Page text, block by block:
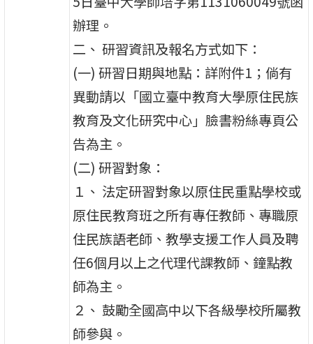
辦理。
二、 研習資訊及報名方式如下：
(一) 研習日期與地點：詳附件1；倘有
異動請以「國立臺中教育大學原住民族
教育及文化研究中心」臉書粉絲專頁公
告為主。
(二) 研習對象：
１、 法定研習對象以原住民重點學校或
原住民教育班之所有專任教師、專職原
住民族語老師、教學支援工作人員及聘
任6個月以上之代理代課教師、鐘點教
師為主。
２、 鼓勵全國高中以下各級學校所屬教
師參與。